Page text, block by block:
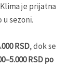
je prijatna
u sezoni.
RSD, dok se
RSD po